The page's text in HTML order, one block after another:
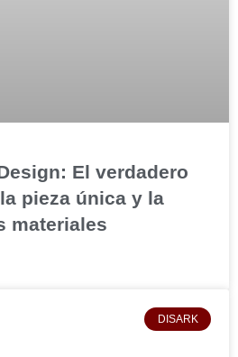
El verdadero
pieza única y la
materiales
DISARK